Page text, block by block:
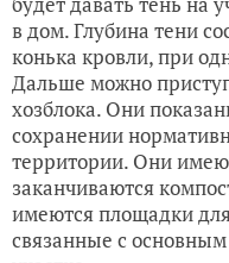
в дом. Глубина тени
конька кровли, при
Дальше можно
хозблока. Они
сохранении
территории. Они
заканчиваются
имеются площадки
связанные с